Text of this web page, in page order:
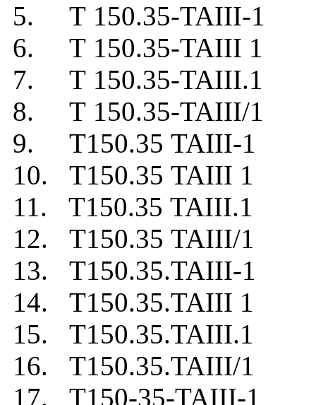
5. Т 150.35-TAIII-1
6. Т 150.35-TAIII 1
7. Т 150.35-TAIII.1
8. Т 150.35-TAIII/1
9. Т150.35 TAIII-1
10. Т150.35 TAIII 1
11. Т150.35 TAIII.1
12. Т150.35 TAIII/1
13. Т150.35.TAIII-1
14. Т150.35.TAIII 1
15. Т150.35.TAIII.1
16. Т150.35.TAIII/1
17. Т150-35-TAIII-1